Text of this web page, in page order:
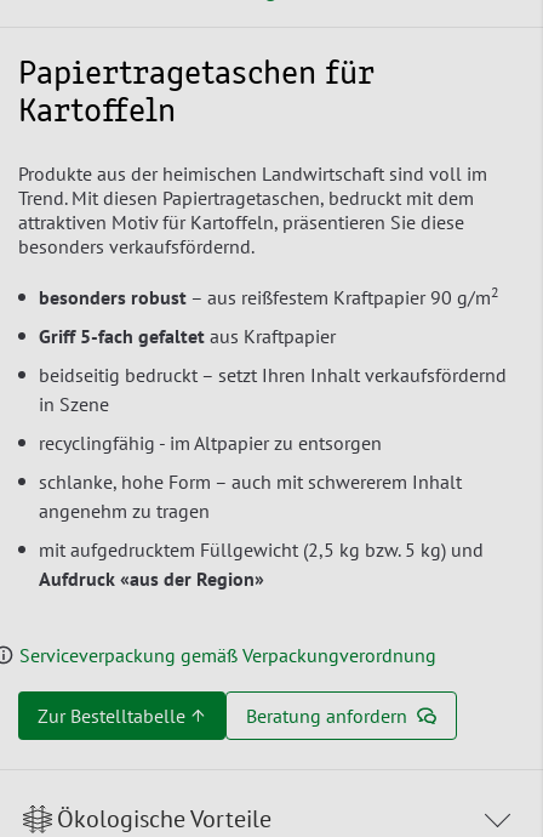
Papiertragetaschen für
Kartoffeln
Produkte aus der heimischen Landwirtschaft sind voll im
Trend. Mit diesen Papiertragetaschen, bedruckt mit dem
attraktiven Motiv für Kartoffeln, präsentieren Sie diese
besonders verkaufsfördernd.
besonders robust – aus reißfestem Kraftpapier 90 g/m2
Griff 5-fach gefaltet aus Kraftpapier
beidseitig bedruckt – setzt Ihren Inhalt verkaufsfördernd
in Szene
recyclingfähig - im Altpapier zu entsorgen
schlanke, hohe Form – auch mit schwererem Inhalt
angenehm zu tragen
mit aufgedrucktem Füllgewicht (2,5 kg bzw. 5 kg) und
Aufdruck «aus der Region»
Serviceverpackung gemäß Verpackungverordnung
Zur Bestelltabelle ↑ Beratung anfordern
Ökologische Vorteile